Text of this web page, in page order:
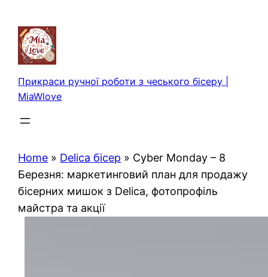
вмісту
Прикраси ручної роботи з чеського бісеру |
MiaWlove
Home » Delica бісер » Cyber Monday – 8
Березня: маркетинговий план для продажу
бісерних мишок з Delica, фотопрофіль
майстра та акції